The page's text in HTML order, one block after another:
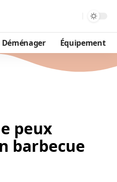
Déménager Équipement
peux
barbecue